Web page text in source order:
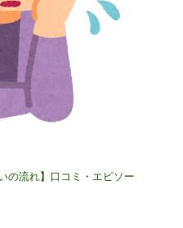
の流れ】口コミ・エピソー